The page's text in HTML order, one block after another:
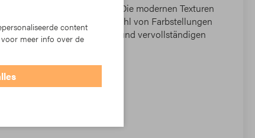
jeder das richtige Dessin. Die modernen Texturen
Streifen in einer Vielzahl von Farbstellungen
Solids Stoffe ergänzen und vervollständigen
einem Kunstwerk.
content
meer info over de